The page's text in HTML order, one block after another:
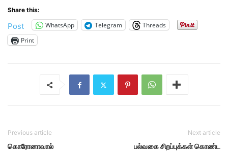
Share this:
Post WhatsApp Telegram
Threads
Print
Previous article
கொரோனாவால்
Next article
பல்வகை சிறப்புக்கள் கொண்ட